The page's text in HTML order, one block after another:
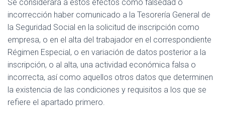
Se considerará a estos efectos como falsedad o
incorrección haber comunicado a la Tesorería General de
la Seguridad Social en la solicitud de inscripción como
empresa, o en el alta del trabajador en el correspondiente
Régimen Especial, o en variación de datos posterior a la
inscripción, o al alta, una actividad económica falsa o
incorrecta, así como aquellos otros datos que determinen
la existencia de las condiciones y requisitos a los que se
refiere el apartado primero.